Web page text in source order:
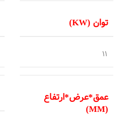
توان (KW)
11
عمق*عرض*ارتفاع
(MM)